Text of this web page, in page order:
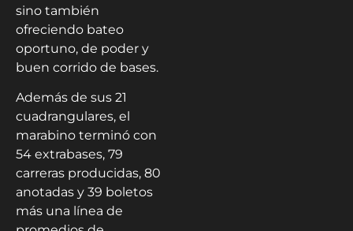
sino también
ofreciendo bateo
oportuno, de poder y
buen corrido de bases.
Además de sus 21
cuadrangulares, el
marabino terminó con
54 extrabases, 79
carreras producidas, 80
anotadas y 39 boletos
más una línea de